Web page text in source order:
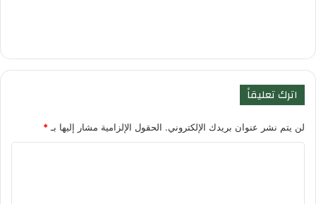
اترك تعليقاً
لن يتم نشر عنوان بريدك الإلكتروني. الحقول الإلزامية مشار إليها بـ *